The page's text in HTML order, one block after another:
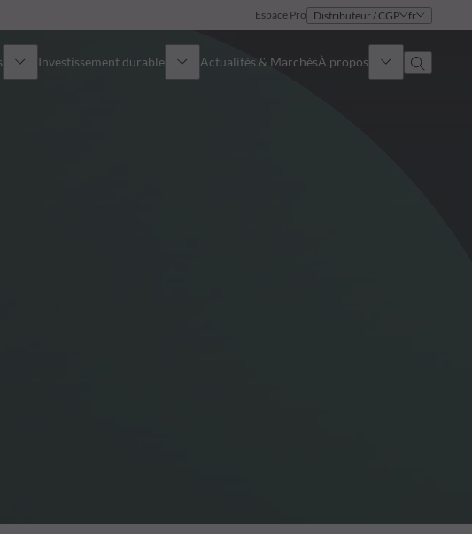
Espace Pro Distributeur / CGP fr
Investissement durable Actualités & MarchésÀ propos